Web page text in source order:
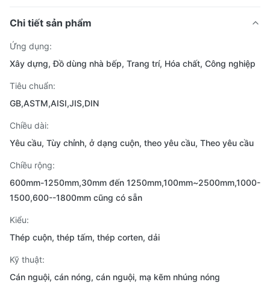
Chi tiết sản phẩm
Ứng dụng:
Xây dựng, Đồ dùng nhà bếp, Trang trí, Hóa chất, Công nghiệp
Tiêu chuẩn:
GB,ASTM,AISI,JIS,DIN
Chiều dài:
Yêu cầu, Tùy chỉnh, ở dạng cuộn, theo yêu cầu, Theo yêu cầu
Chiều rộng:
600mm-1250mm,30mm đến 1250mm,100mm~2500mm,1000-
1500,600--1800mm cũng có sẵn
Kiểu:
Thép cuộn, thép tấm, thép corten, dải
Kỹ thuật:
Cán nguội, cán nóng, cán nguội, mạ kẽm nhúng nóng